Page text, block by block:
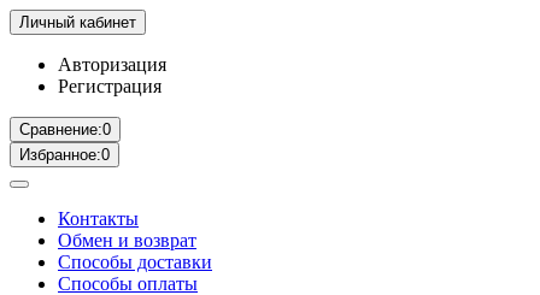
Личный кабинет
Авторизация
Регистрация
Сравнение:0
Избранное:0
Контакты
Обмен и возврат
Способы доставки
Способы оплаты